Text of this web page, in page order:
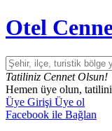
Otel
Tatiliniz Cennet Olsun!
Hemen üye olun,
Üye Girişi Üye ol
Facebook ile Bağlan